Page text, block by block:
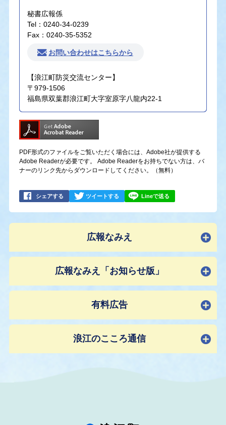
秘書広報係
Tel：0240-34-0239
Fax：0240-35-5352
お問い合わせはこちらから
【浪江町防災交流センター】
〒979-1506
福島県双葉郡浪江町大字室原字八龍内22-1
PDF形式のファイルをご覧いただく場合には、Adobe社が提供する
Adobe Readerが必要です。
Adobe Readerをお持ちでない方は、バ
ナーのリンク先からダウンロードしてください。（無料）
シェアする ツイートする Lineで送る
広報なみえ
広報なみえ「お知らせ版」
有料広告
浪江のこころ通信